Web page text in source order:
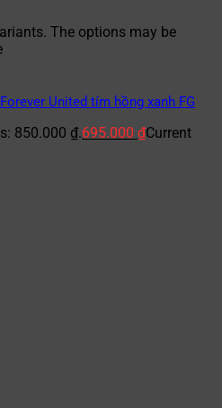
The options may be
United tím hồng xanh FG
850.000 ₫.695.000 ₫Current